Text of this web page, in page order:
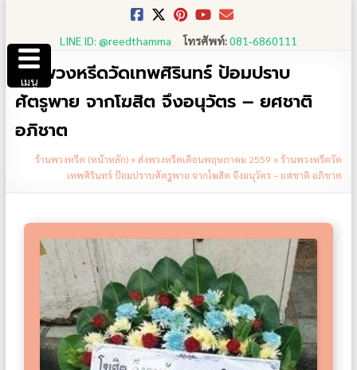
content
LINE ID: @reedthamma โทรศัพท์:081-6860111
ร้านพวงหรีดวัดเทพศิรินทร์ ป้อมปราบ
ศัตรูพาย จากโฆสิต จึงอนุวัตร – ยศชาติ
อภิชาต
ร้านพวงหรีด (หน้าหลัก)»ส่งพวงหรีดเดือนพฤษภาคม 2559 »ร้านพวงหรีดวัด
เทพศิรินทร์ ป้อมปราบศัตรูพาย จากโฆสิต จึงอนุวัตร – ยศชาติ อภิชาต
เมนู